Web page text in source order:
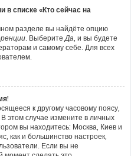
в списке «Кто сейчас на
разделе вы найдёте опцию
. ВыберитеДа, и вы будете
и самому себе. Для всех
к другому часовому поясу,
этом случае измените в личных
вы находитесь: Москва, Киев и
как и большинство настроек,
Если вы не